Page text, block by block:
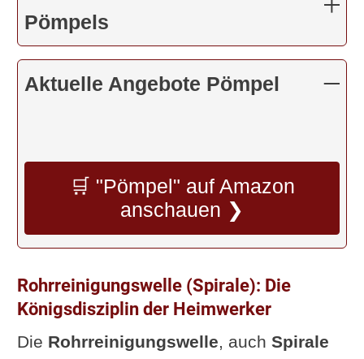
Pömpels
Aktuelle Angebote Pömpel
🛒 "Pömpel" auf Amazon
anschauen ❯
Rohrreinigungswelle (Spirale): Die
Königsdisziplin der Heimwerker
Die Rohrreinigungswelle, auch Spirale